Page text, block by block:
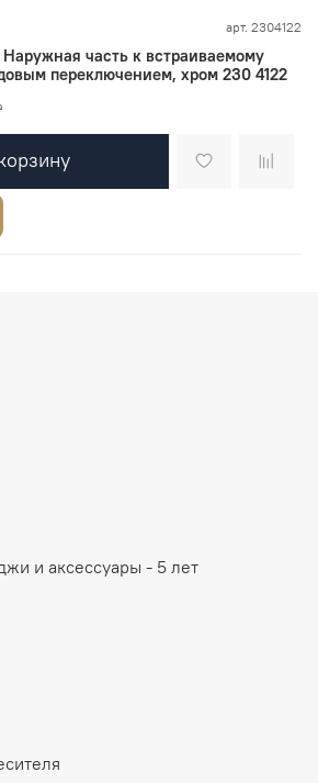
арт. 2304122
часть к встраиваемому
переключением, хром 230 4122
и аксессуары - 5 лет